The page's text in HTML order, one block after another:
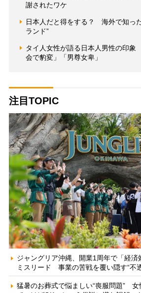
謝されたワケ
日本人だと得をする？ 海外で知っ
ランド”
タイ人女性が語る日本人男性の印
会で豹変」「男尊女卑」
注目TOPIC
ジャングリア沖縄、開業1周年で「経
ミスリード 事業の苦戦を覆い隠す“不
猛暑のお葬式で悩ましい“喪服問題”